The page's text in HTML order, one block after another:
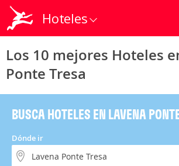
Hoteles
Los 10 mejores Hoteles
Ponte Tresa
BUSCA HOTELES EN LAVENA
Dónde ir